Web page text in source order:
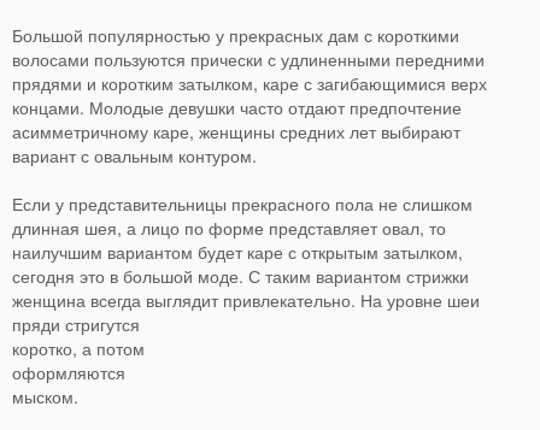
Большой популярностью у прекрасных дам с короткими
волосами пользуются прически с удлиненными передними
прядями и коротким затылком, каре с загибающимися верх
концами. Молодые девушки часто отдают предпочтение
асимметричному каре, женщины средних лет выбирают
вариант с овальным контуром.
Если у представительницы прекрасного пола не слишком
длинная шея, а лицо по форме представляет овал, то
наилучшим вариантом будет каре с открытым затылком,
сегодня это в большой моде. С таким вариантом стрижки
женщина всегда выглядит привлекательно. На уровне шеи
пряди стригутся
коротко, а потом
оформляются
мыском.